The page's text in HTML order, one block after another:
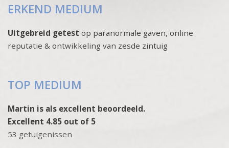
ERKEND MEDIUM
Uitgebreid getest op paranormale gaven, online
reputatie & ontwikkeling van zesde zintuig
TOP MEDIUM
Martin is als excellent beoordeeld.
Excellent 4.85 out of 5
53 getuigenissen